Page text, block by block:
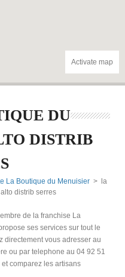
Activate map
DU
DISTRIB
La Boutique du Menuisier > la
distrib serres
de la franchise La
ses services sur tout le
directement vous adresser au
ou par telephone au 04 92 51
comparez les artisans